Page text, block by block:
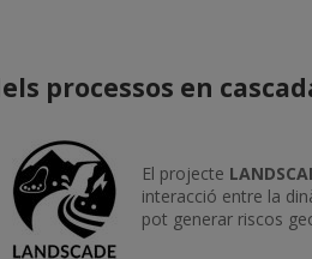
processos en
Imatge
El projecte
interacció entre la
pot generar riscos